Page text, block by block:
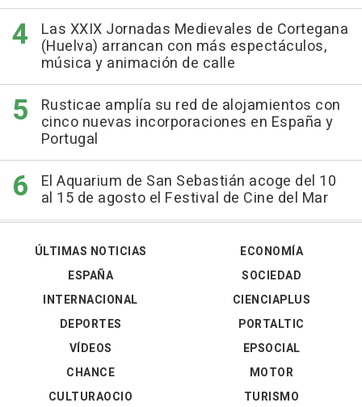
Las XXIX Jornadas Medievales de Cortegana
(Huelva) arrancan con más espectáculos,
música y animación de calle
Rusticae amplía su red de alojamientos con
cinco nuevas incorporaciones en España y
Portugal
El Aquarium de San Sebastián acoge del 10
al 15 de agosto el Festival de Cine del Mar
ÚLTIMAS NOTICIAS
ESPAÑA
INTERNACIONAL
DEPORTES
VÍDEOS
ECONOMÍA
SOCIEDAD
CIENCIAPLUS
PORTALTIC
EPSOCIAL
CHANCE
CULTURAOCIO
MOTOR
TURISMO